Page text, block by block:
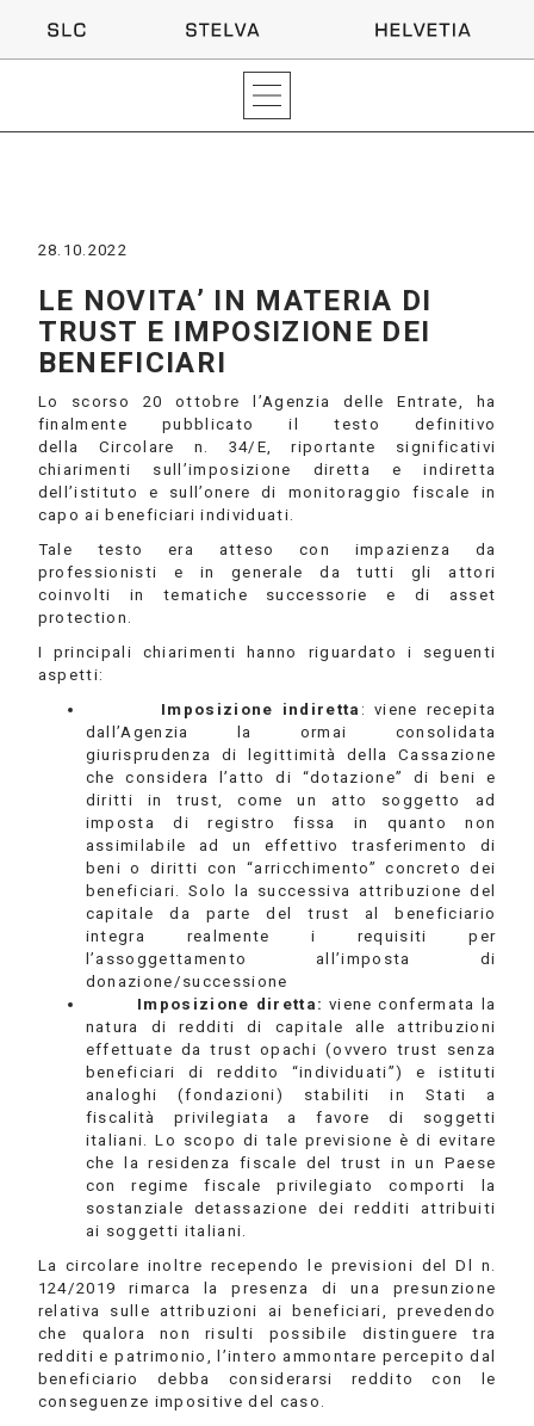
28.10.2022
LE NOVITA’ IN MATERIA DI
TRUST E IMPOSIZIONE DEI
BENEFICIARI
Lo scorso 20 ottobre l’Agenzia delle Entrate, ha
finalmente pubblicato il testo definitivo
della Circolare n. 34/E, riportante significativi
chiarimenti sull’imposizione diretta e indiretta
dell’istituto e sull’onere di monitoraggio fiscale in
capo ai beneficiari individuati.
Tale testo era atteso con impazienza da
professionisti e in generale da tutti gli attori
coinvolti in tematiche successorie e di asset
protection.
I principali chiarimenti hanno riguardato i seguenti
aspetti:
Imposizione indiretta : viene recepita
dall’Agenzia la ormai consolidata
giurisprudenza di legittimità della Cassazione
che considera l’atto di “dotazione” di beni e
diritti in trust, come un atto soggetto ad
imposta di registro fissa in quanto non
assimilabile ad un effettivo trasferimento di
beni o diritti con “arricchimento” concreto dei
beneficiari. Solo la successiva attribuzione del
capitale da parte del trust al beneficiario
integra realmente i requisiti per
l’assoggettamento all’imposta di
donazione/successione
Imposizione diretta: viene confermata la
natura di redditi di capitale alle attribuzioni
effettuate da trust opachi (ovvero trust senza
beneficiari di reddito “individuati”) e istituti
analoghi (fondazioni) stabiliti in Stati a
fiscalità privilegiata a favore di soggetti
italiani. Lo scopo di tale previsione è di evitare
che la residenza fiscale del trust in un Paese
con regime fiscale privilegiato comporti la
sostanziale detassazione dei redditi attribuiti
ai soggetti italiani.
La circolare inoltre recependo le previsioni del Dl n.
124/2019 rimarca la presenza di una presunzione
relativa sulle attribuzioni ai beneficiari, prevedendo
che qualora non risulti possibile distinguere tra
redditi e patrimonio, l’intero ammontare percepito dal
beneficiario debba considerarsi reddito con le
conseguenze impositive del caso.